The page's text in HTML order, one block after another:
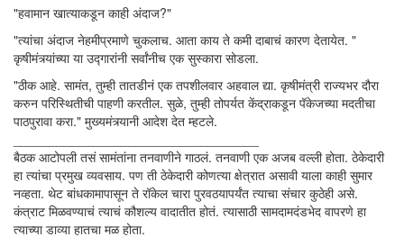
"हवामान खात्याकडून काही अंदाज?"
"त्यांचा अंदाज नेहमीप्रमाणे चुकलाच. आता काय ते कमी दाबाचं कारण देतायेत. "
कृषीमंत्र्यांच्या या उद्गारांनी सर्वांनीच एक सुस्कारा सोडला.
"ठीक आहे. सामंत, तुम्ही तातडीनं एक तपशीलवार अहवाल द्या. कृषीमंत्री राज्यभर दौरा
करुन परिस्थितीची पाहणी करतील. सुळे, तुम्ही तोपर्यत केंद्राकडून पॅकेजच्या मदतीचा
पाठपुरावा करा." मुख्यमंत्र्यानी आदेश देत म्हटले.
बैठक आटोपली तसं सामंतांना तनवाणीने गाठलं. तनवाणी एक अजब वल्ली होता. ठेकेदारी
हा त्यांचा प्रमुख व्यवसाय. पण ती ठेकेदारी कोणत्या क्षेत्रात असावी याला काही सुमार
नव्हता. थेट बांधकामापासून ते रॉकेल चारा पुरवठयापर्यंत त्याचा संचार कुठेही असे.
कंत्राट मिळवण्याचं त्याचं कौशल्य वादातीत होतं. त्यासाठी सामदामदंडभेद वापरणे हा
त्याच्या डाव्या हातचा मळ होता.